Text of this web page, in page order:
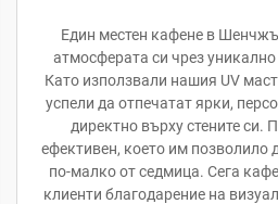
Един местен кафене в
атмосферата си чрез уникално
Като използвали нашия UV
успели да отпечатат ярки,
директно върху стените си.
ефективен, което им позволило
по-малко от седмица. Сега
клиенти благодарение на